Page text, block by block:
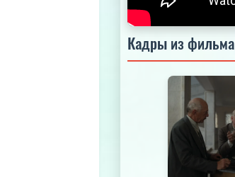
Кадры из фильма